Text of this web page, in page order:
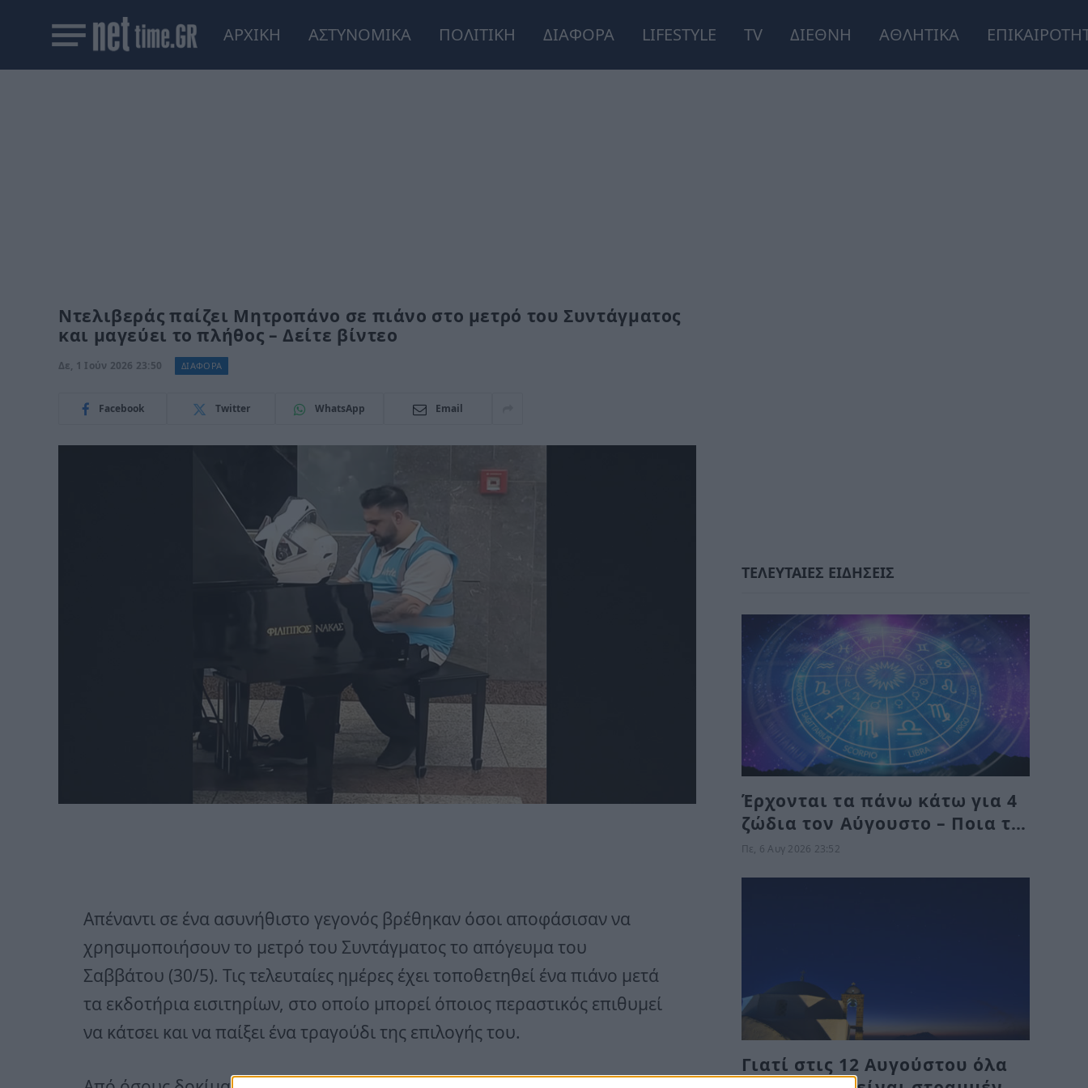
ΑΡΧΙΚΗ ΑΣΤΥΝΟΜΙΚΑ ΠΟΛΙΤΙΚΗ ΔΙΑΦΟΡΑ LIFESTYLE TV ΔΙΕΘΝΗ ΑΘΛΗΤΙΚΑ
Ντελιβεράς παίζει Μητροπάνο σε πιάνο στο μετρό του Συντάγματος
και μαγεύει το πλήθος – Δείτε βίντεο
Δε, 1 Ιούν 2026 23:50 ΔΙΑΦΟΡΑ
Facebook Twitter WhatsApp Email
Απέναντι σε ένα ασυνήθιστο γεγονός βρέθηκαν όσοι αποφάσισαν να
χρησιμοποιήσουν το μετρό του Συντάγματος το απόγευμα του
Σαββάτου (30/5). Τις τελευταίες ημέρες έχει τοποθετηθεί ένα πιάνο μετά
τα εκδοτήρια εισιτηρίων, στο οποίο μπορεί όποιος περαστικός επιθυμεί
να κάτσει και να παίξει ένα τραγούδι της επιλογής του.
ΤΕΛΕΥΤΑΙΕΣ ΕΙΔΗΣΕΙΣ
Έρχονται τα πάνω κάτω για 4
ζώδια τον Αύγουστο – Ποια τα
βρίσκουν σκούρα και ποια
Πε, 6 Αυγ 2026 23:52
Γιατί στις 12 Αυγούστου όλα